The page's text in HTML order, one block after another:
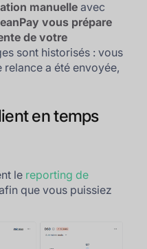
manuelle avec
vous prépare
de votre
sont historisés : vous
a été envoyée,
en temps
le reporting de
que vous puissiez